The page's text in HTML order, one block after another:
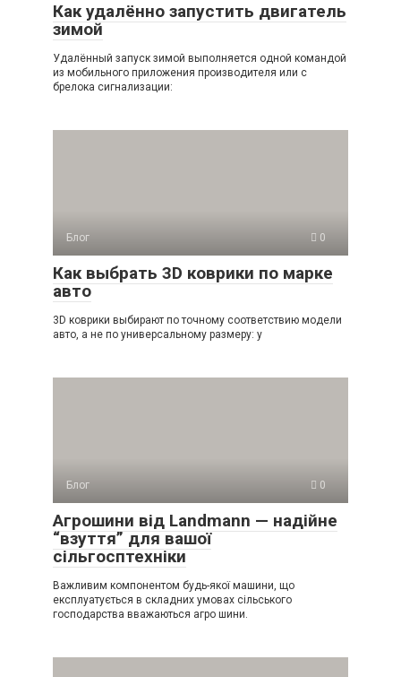
Как удалённо запустить двигатель
зимой
Удалённый запуск зимой выполняется одной командой
из мобильного приложения производителя или с
брелока сигнализации:
Блог 0
Как выбрать 3D коврики по марке
авто
3D коврики выбирают по точному соответствию модели
авто, а не по универсальному размеру: у
Блог 0
Агрошини від Landmann — надійне
“взуття” для вашої
сільгосптехніки
Важливим компонентом будь-якої машини, що
експлуатується в складних умовах сільського
господарства вважаються агро шини.